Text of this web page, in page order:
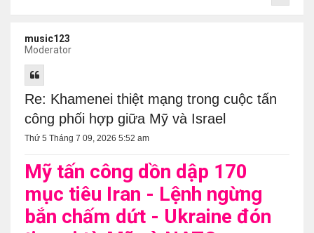
music123
Moderator
Re: Khamenei thiệt mạng trong cuộc tấn
công phối hợp giữa Mỹ và Israel
Thứ 5 Tháng 7 09, 2026 5:52 am
Mỹ tấn công dồn dập 170
mục tiêu Iran - Lệnh ngừng
bắn chấm dứt - Ukraine đón